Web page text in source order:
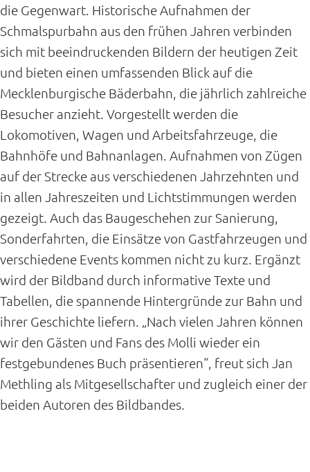
die Gegenwart. Historische Aufnahmen der
Schmalspurbahn aus den frühen Jahren verbinden
sich mit beeindruckenden Bildern der heutigen Zeit
und bieten einen umfassenden Blick auf die
Mecklenburgische Bäderbahn, die jährlich zahlreiche
Besucher anzieht. Vorgestellt werden die
Lokomotiven, Wagen und Arbeitsfahrzeuge, die
Bahnhöfe und Bahnanlagen. Aufnahmen von Zügen
auf der Strecke aus verschiedenen Jahrzehnten und
in allen Jahreszeiten und Lichtstimmungen werden
gezeigt. Auch das Baugeschehen zur Sanierung,
Sonderfahrten, die Einsätze von Gastfahrzeugen und
verschiedene Events kommen nicht zu kurz. Ergänzt
wird der Bildband durch informative Texte und
Tabellen, die spannende Hintergründe zur Bahn und
ihrer Geschichte liefern. „Nach vielen Jahren können
wir den Gästen und Fans des Molli wieder ein
festgebundenes Buch präsentieren“, freut sich Jan
Methling als Mitgesellschafter und zugleich einer der
beiden Autoren des Bildbandes.